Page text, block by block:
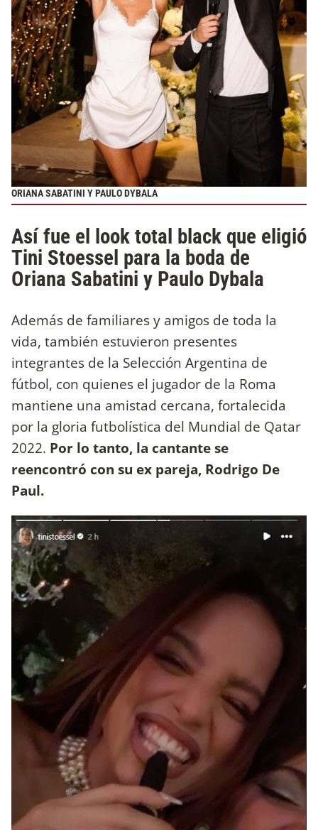
ORIANA SABATINI Y PAULO DYBALA
Así fue el look total black que eligió
Tini Stoessel para la boda de
Oriana Sabatini y Paulo Dybala
Además de familiares y amigos de toda la
vida, también estuvieron presentes
integrantes de la Selección Argentina de
fútbol, con quienes el jugador de la Roma
mantiene una amistad cercana, fortalecida
por la gloria futbolística del Mundial de Qatar
2022. Por lo tanto, la cantante se
reencontró con su ex pareja, Rodrigo De
Paul.